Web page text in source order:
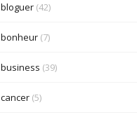
bloguer(42)
bonheur(7)
business (39)
cancer(5)